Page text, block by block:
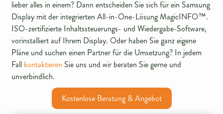
lieber alles in einem? Dann entscheiden Sie sich für ein Samsung
Display mit der integrierten All-in-One-Lösung MagicINFO™.
ISO-zertifizierte Inhaltssteuerungs- und Wiedergabe-Software,
vorinstalliert auf Ihrem Display. Oder haben Sie ganz eigene
Pläne und suchen einen Partner für die Umsetzung? In jedem
Fall kontaktieren Sie uns und wir beraten Sie gerne und
unverbindlich.
Kostenlose Beratung & Angebot